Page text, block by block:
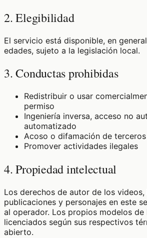
2. Elegibilidad
El servicio está disponible, en
edades, sujeto a la legislación local.
3. Conductas prohibidas
Redistribuir o usar
permiso
Ingeniería inversa, acceso no
automatizado
Acoso o difamación de terceros
Promover actividades ilegales
4. Propiedad intelectual
Los derechos de autor de los videos,
publicaciones y personajes en este
al operador. Los propios modelos de
licenciados según sus respectivos
abierto.